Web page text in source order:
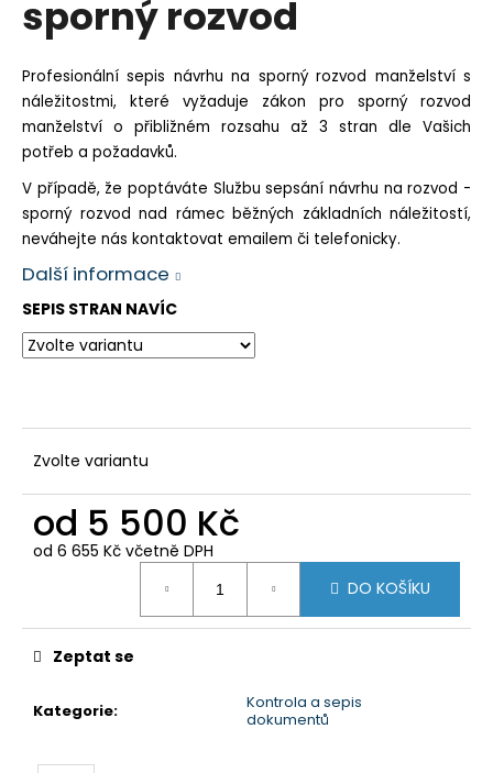
sporný rozvod
Profesionální sepis návrhu na sporný rozvod manželství s
náležitostmi, které vyžaduje zákon pro sporný rozvod
manželství o přibližném rozsahu až 3 stran dle Vašich
potřeb a požadavků.
V případě, že poptáváte Službu sepsání návrhu na rozvod -
sporný rozvod nad rámec běžných základních náležitostí,
neváhejte nás kontaktovat emailem či telefonicky.
Další informace
SEPIS STRAN NAVÍC
Zvolte variantu
od 5 500 Kč
od 6 655 Kč včetně DPH
DO KOŠÍKU
Kategorie:
Kontrola a sepis
dokumentů
Zeptat se
a
í
t
?